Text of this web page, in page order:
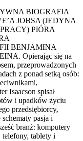
BIOGRAFIA
JOBSA (JEDYNA
PIÓRA
BENJAMINA
Opierając się na
przeprowadzonych
z ponad setką osób:
Isaacson spisał
i upadków życiu
przedsiębiorcy,
pasja i
branż: komputery
tablety i